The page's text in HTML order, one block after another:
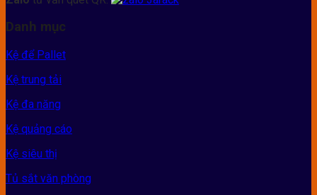
Danh mục
Kệ để Pallet
Kệ trung tải
Kệ đa năng
Kệ quảng cáo
Kệ siêu thị
Tủ sắt văn phòng